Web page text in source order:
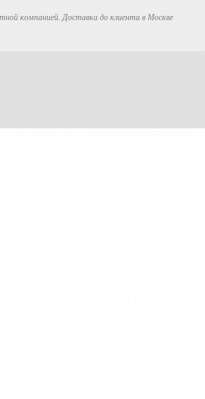
компанией. Доставка до клиента в Москве